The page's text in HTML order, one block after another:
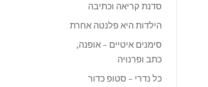
סדנת קריאה וכתיבה
הילדות היא פלנטה אחרת
סימנים איטיים – אופנה,
כתב ופרנויה
כל נדרי – סטופ כדור